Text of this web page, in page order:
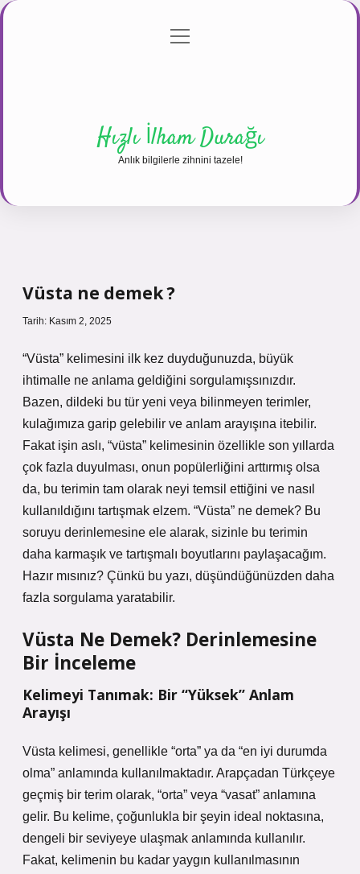
Gizlilik Politikası
menüyü
Hızlı İlham Durağı
Anlık bilgilerle zihnini tazele!
Vüsta ne demek ?
Tarih: Kasım 2, 2025
“Vüsta” kelimesini ilk kez duyduğunuzda, büyük
ihtimalle ne anlama geldiğini sorgulamışsınızdır.
Bazen, dildeki bu tür yeni veya bilinmeyen terimler,
kulağımıza garip gelebilir ve anlam arayışına itebilir.
Fakat işin aslı, “vüsta” kelimesinin özellikle son yıllarda
çok fazla duyulması, onun popülerliğini arttırmış olsa
da, bu terimin tam olarak neyi temsil ettiğini ve nasıl
kullanıldığını tartışmak elzem. “Vüsta” ne demek? Bu
soruyu derinlemesine ele alarak, sizinle bu terimin
daha karmaşık ve tartışmalı boyutlarını paylaşacağım.
Hazır mısınız? Çünkü bu yazı, düşündüğünüzden daha
fazla sorgulama yaratabilir.
Vüsta Ne Demek? Derinlemesine
Bir İnceleme
Kelimeyi Tanımak: Bir “Yüksek” Anlam
Arayışı
Vüsta kelimesi, genellikle “orta” ya da “en iyi durumda
olma” anlamında kullanılmaktadır. Arapçadan Türkçeye
geçmiş bir terim olarak, “orta” veya “vasat” anlamına
gelir. Bu kelime, çoğunlukla bir şeyin ideal noktasına,
dengeli bir seviyeye ulaşmak anlamında kullanılır.
Fakat, kelimenin bu kadar yaygın kullanılmasının